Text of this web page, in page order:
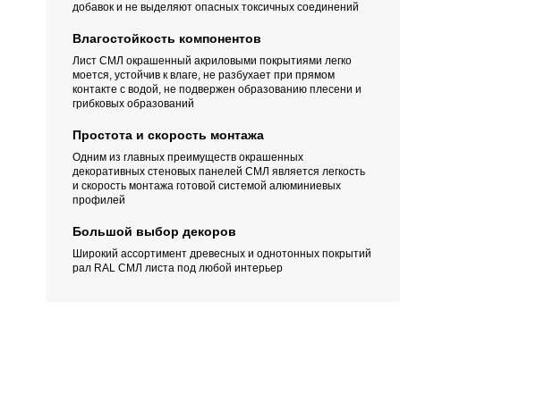
добавок и не выделяют опасных токсичных соединений
Влагостойкость компонентов
Лист СМЛ окрашенный акриловыми покрытиями легко
моется, устойчив к влаге, не разбухает при прямом
контакте с водой, не подвержен образованию плесени и
грибковых образований
Простота и скорость монтажа
Одним из главных преимуществ окрашенных
декоративных стеновых панелей СМЛ является легкость
и скорость монтажа готовой системой алюминиевых
профилей
Большой выбор декоров
Широкий ассортимент древесных и однотонных покрытий
рал RAL СМЛ листа под любой интерьер